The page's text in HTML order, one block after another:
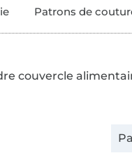
Patrons de
couvercle